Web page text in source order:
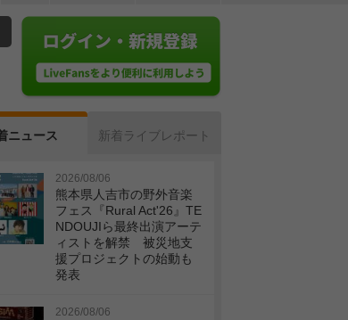
ニュース 新着ライブレポート
2026/08/06
熊本県人吉市の野外音楽
フェス『Rural Act'26』TE
NDOUJIら最終出演アーテ
ィストを解禁 被災地支
援プロジェクトの始動も
発表
2026/08/06